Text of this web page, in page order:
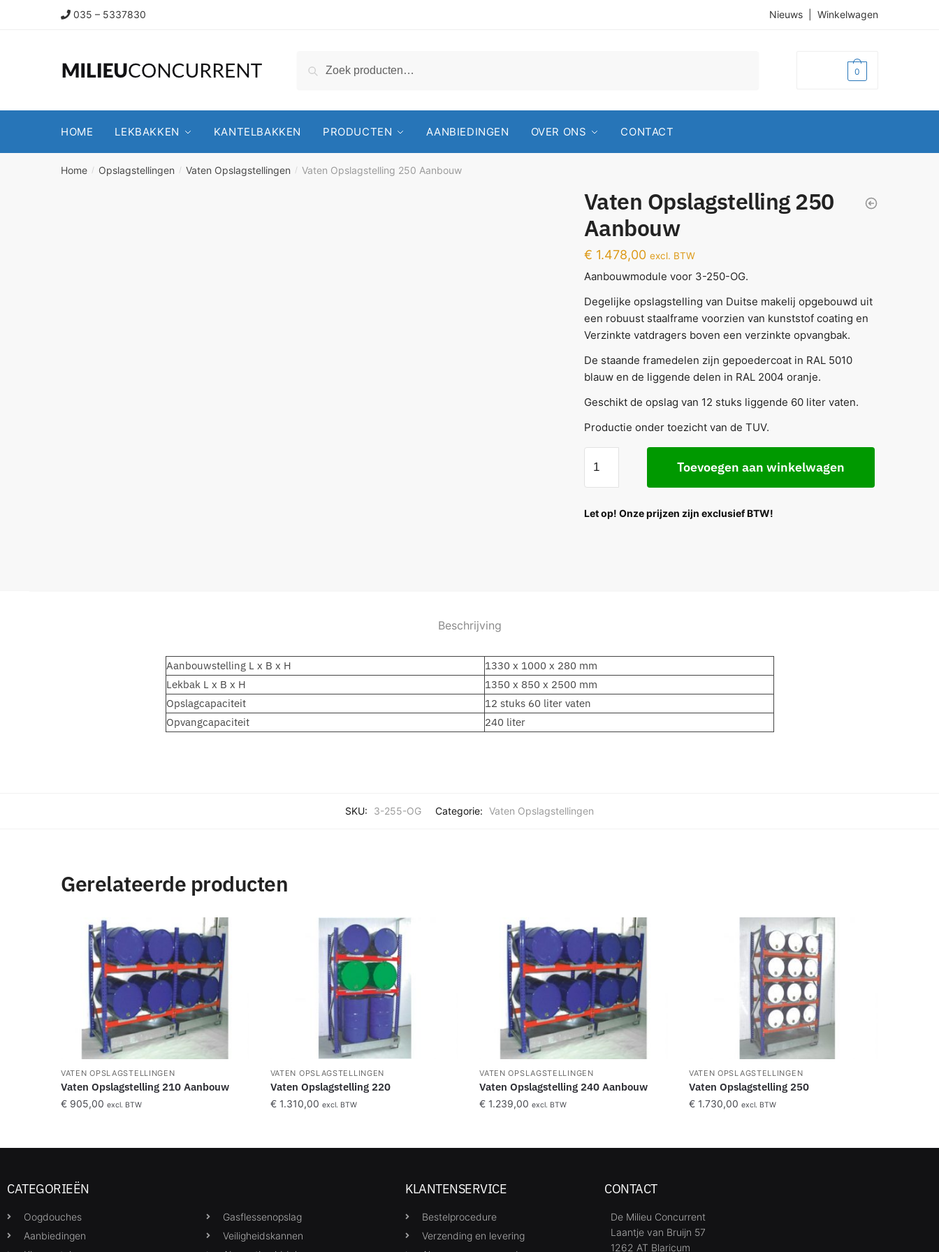
035 – 5337830 Nieuws Winkelwagen
Zoeken 0
HOME LEKBAKKEN KANTELBAKKEN PRODUCTEN AANBIEDINGEN OVER ONS CONTACT
Home / Opslagstellingen / Vaten Opslagstellingen / Vaten Opslagstelling 250 Aanbouw
Vaten Opslagstelling 250
Aanbouw
€ 1.478,00 excl. BTW
Aanbouwmodule voor 3-250-OG.
Degelijke opslagstelling van Duitse makelij opgebouwd uit
een robuust staalframe voorzien van kunststof coating en
Verzinkte vatdragers boven een verzinkte opvangbak.
De staande framedelen zijn gepoedercoat in RAL 5010
blauw en de liggende delen in RAL 2004 oranje.
Geschikt de opslag van 12 stuks liggende 60 liter vaten.
Productie onder toezicht van de TUV.
Toevoegen aan winkelwagen
Let op! Onze prijzen zijn exclusief BTW!
Beschrijving
Aanbouwstelling L x B x H
1330 x 1000 x 280 mm
Lekbak L x B x H
1350 x 850 x 2500 mm
Opslagcapaciteit
12 stuks 60 liter vaten
Opvangcapaciteit
240 liter
SKU: 3-255-OG Categorie: Vaten Opslagstellingen
Gerelateerde producten
VATEN OPSLAGSTELLINGEN
Vaten Opslagstelling 210 Aanbouw
€ 905,00 excl. BTW
VATEN OPSLAGSTELLINGEN
Vaten Opslagstelling 220
€1.310,00 excl. BTW
VATEN OPSLAGSTELLINGEN
Vaten Opslagstelling 240 Aanbouw
€ 1.239,00 excl. BTW
VATEN OPSLAGSTELLINGEN
Vaten Opslagstelling 250
€1.730,00 excl. BTW
CATEGORIEËN
Oogdouches
Aanbiedingen
Gasflessenopslag
Veiligheidskannen
KLANTENSERVICE
Bestelprocedure
Verzending en levering
CONTACT
De Milieu Concurrent
Laantje van Bruijn 57
1262 AT Blaricum